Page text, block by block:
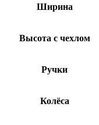
Ширина
Высота с чехлом
Ручки
Колёса